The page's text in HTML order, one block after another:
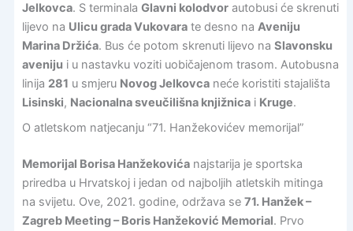
Jelkovca. S terminala Glavni kolodvorautobusi će skrenuti
lijevo na Ulicu grada Vukovarate desno na Aveniju
Marina Držića. Bus će potom skrenuti lijevo na Slavonsku
aveniju i u nastavku voziti uobičajenom trasom. Autobusna
linija 281 u smjeru Novog Jelkovcaneće koristiti stajališta
Lisinski, Nacionalna sveučilišna knjižnicai Kruge.
O atletskom natjecanju “71. Hanžekovićev memorijal”
Memorijal Borisa Hanžekovićanajstarija je sportska
priredba u Hrvatskoj i jedan od najboljih atletskih mitinga
na svijetu. Ove, 2021. godine, održava se 71. Hanžek –
Zagreb Meeting – Boris Hanžeković Memorial. Prvo